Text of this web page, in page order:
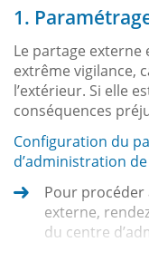
1.
Le partage
extrême vigilance,
l’extérieur. Si elle
conséquences
Configuration du
d’administration
Pour
externe,
du centre